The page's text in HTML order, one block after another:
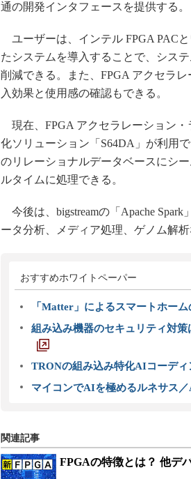
通の開発インタフェースを提供する。
ユーザーは、インテル FPGA PAC
たシステムを導入することで、システ
削減できる。また、FPGA アクセラ
入効果と使用感の確認もできる。
現在、FPGA アクセラレーション・
化ソリューション「S64DA」が利用
のリレーショナルデータベースにシ
ルタイムに処理できる。
今後は、bigstreamの「Apache
ータ分析、メディア処理、ゲノム解
おすすめホワイトペーパー
「Matter」によるスマートホー
組み込み機器のセキュリティ対
TRONの組み込み特化AIコーデ
マイコンでAIを極めるルネサス
関連記事
FPGAの特徴とは？ 他デ